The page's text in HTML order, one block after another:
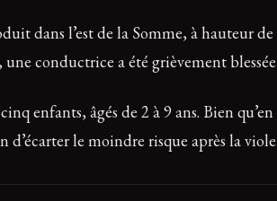
dans l’est de la Somme, à hauteur
, une conductrice a été grièvement
enfants, âgés de 2 à 9 ans. Bien
le moindre risque après la